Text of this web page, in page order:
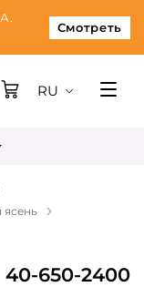
Смотреть
RU
ясень
650-2400